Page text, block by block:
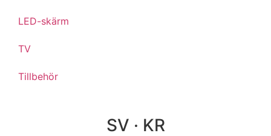
LED-skärm
TV
Tillbehör
SV · KR